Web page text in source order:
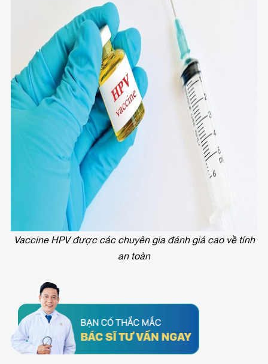
Vaccine HPV được các chuyên gia đánh giá cao về tính
an toàn